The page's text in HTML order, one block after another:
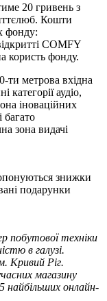
20 гривень з
Кошти
фонду:
COMFY
користь фонду.
ти метрова вхідна
категорії аудіо,
іноваційних
багато
зона видачі
знижки
подарунки
побутової техніки
в галузі.
Кривий Ріг.
магазину
онлайн-